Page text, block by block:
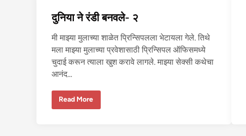
व
ले
-
दुनिया ने रंडी बनवले- २
मी माझ्या मुलाच्या शाळेत प्रिन्सिपलला भेटायला गेले. तिथे
मला माझ्या मुलाच्या प्रवेशासाठी प्रिन्सिपल ऑफिसमध्ये
चुदाई करून त्याला खुश करावे लागले. माझ्या सेक्सी कथेचा
आनंद…
दु
Read More